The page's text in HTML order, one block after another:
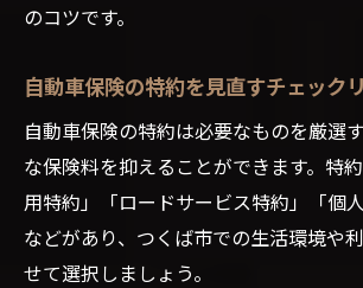
のコツです。
自動車保険の特約を見直すチェック
自動車保険の特約は必要なものを厳選
な保険料を抑えることができます。特
用特約」「ロードサービス特約」「個
などがあり、つくば市での生活環境や
せて選択しましょう。